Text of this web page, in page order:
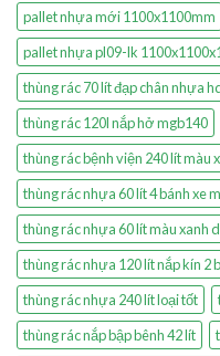
pallet nhựa mới 1100x1100mm
pallet nhựa pl09-lk
thùng rác 70 lít đạp chân nhựa
thùng rác 120l nắp hở mgb140
thùng rác bệnh viện 240 lít màu
thùng rác nhựa 60 lít 4 bánh xe
thùng rác nhựa 60 lít màu xanh
thùng rác nhựa 120 lít nắp kín 2
thùng rác nhựa 240 lít loại tốt
thùng rác nắp bập bênh 42 lít